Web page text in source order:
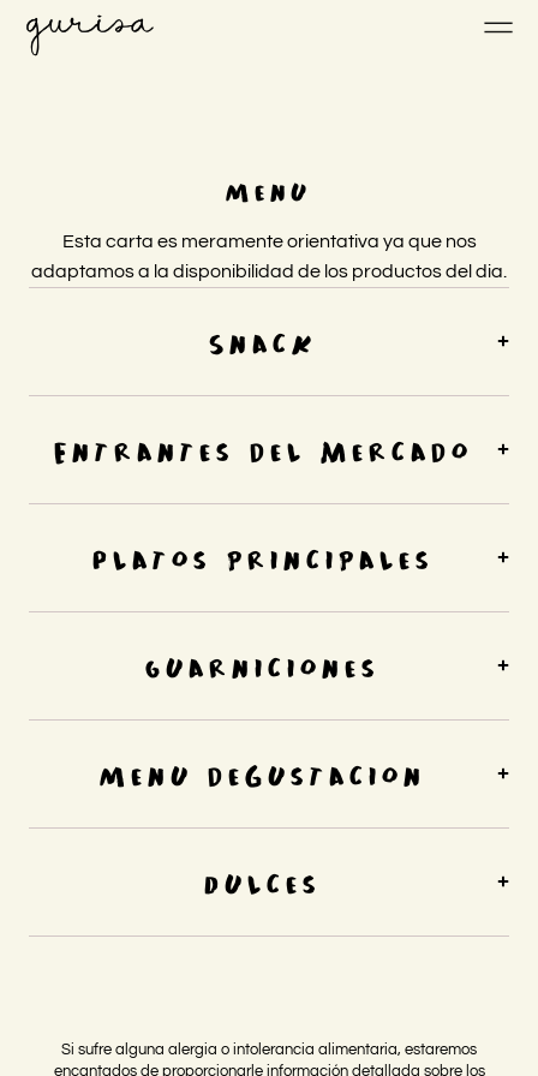
Menu
Esta carta es meramente orientativa ya que nos
adaptamos a la disponibilidad de los productos del dia.
Snack
Entrantes del mercado
Platos principales
Guarniciones
Menu degustacion
Dulces
Si sufre alguna alergia o intolerancia alimentaria, estaremos
encantados de proporcionarle información detallada sobre los